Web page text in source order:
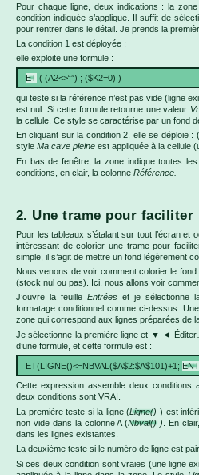
Pour chaque ligne, deux indications : la
condition indiquée s’applique. Il suffit de
pour rentrer dans le détail. Je prends la
La condition 1 est déployée :
elle exploite une formule :
ET ( (A2<>“”) ; ($K2=0) )
qui teste si la référence n’est pas vide (ligne
est nul. Si cette formule retourne une valeur
la cellule. Ce style se caractérise par un fond
En cliquant sur la condition 2, elle se déploie :
style Ma cave pleine est appliquée à la cellule
En bas de fenêtre, la zone indique toutes les
conditions, en clair, la colonne Référence.
2. Une trame pour faciliter
Pour les tableaux s’étalant sur tout l’écran et
intéressant de colorier une trame pour
simple, il s’agit de mettre un fond légèrement
Nous venons de voir comment colorier le fond
(stock nul ou pas). Ici, nous allons voir
J’ouvre la feuille Entrées et je sélectionne
formatage conditionnel comme ci-dessus.
zone qui correspond aux lignes préparées de
Je sélectionne la première ligne et ▼ ◄
d’une formule, et cette formule est :
ET(LIGNE()<=NBVAL($A$2:$A$101)+1; ENT
Cette expression assemble deux conditions
deux conditions sont VRAI.
La première teste si la ligne (Ligne() ) est
non vide dans la colonne A (Nbval() ) . En
dans les lignes existantes.
La deuxième teste si le numéro de ligne est pair.
Si ces deux condition sont vraies (une ligne